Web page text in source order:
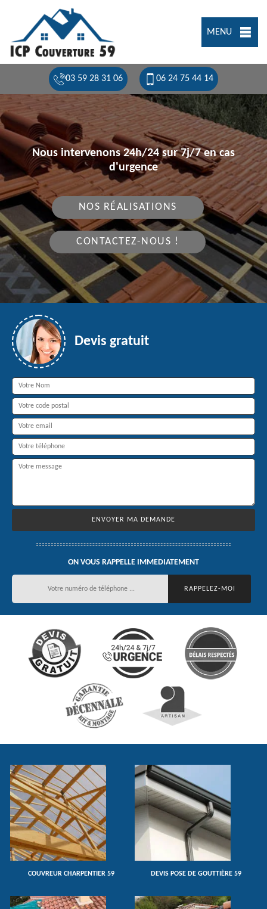
MENU
03 59 28 31 06 06 24 75 44 14
Nous intervenons 24h/24 sur 7j/7 en cas
d'urgence
NOS RÉALISATIONS
CONTACTEZ-NOUS !
Devis gratuit
ON VOUS RAPPELLE IMMEDIATEMENT
COUVREUR CHARPENTIER 59 DEVIS POSE DE GOUTTIÈRE 59